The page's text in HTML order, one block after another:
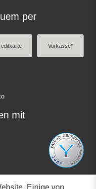
per
Vorkasse*
mit
Einige von